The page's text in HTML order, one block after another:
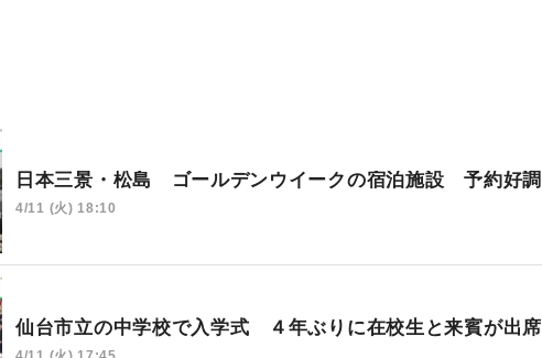
日本三景・松島 ゴールデンウイークの宿泊施設 予約好調
4/11 (火) 18:10
仙台市立の中学校で入学式 ４年ぶりに在校生と来賓が出席